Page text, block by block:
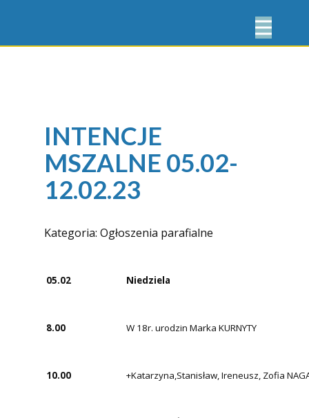
INTENCJE
MSZALNE 05.02-
12.02.23
Kategoria: Ogłoszenia parafialne
05.02 Niedziela
8.00 W 18r. urodzin Marka KURNYTY
10.00 +Katarzyna,Stanisław, Ireneusz, Zofia